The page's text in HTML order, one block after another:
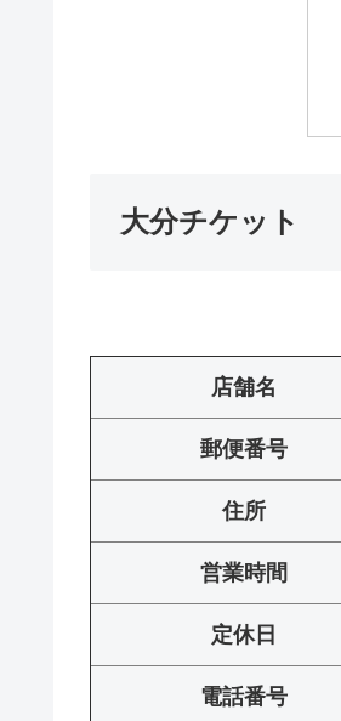
大分チケット
店舗名
郵便番号
住所
営業時間
定休日
電話番号